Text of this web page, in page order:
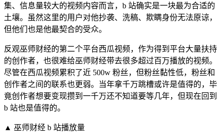
集、信息量较大的视频内容而言，b 站确实是一块最为合适的
土壤。虽然这里的用户对他抄袭、洗稿、欺瞒身份无法原谅，
但他们也是他最契合的受众。
反观巫师财经的第二个平台西瓜视频，作为得到平台大量扶持
的创作者，也很难给巫师财经带去很多超过百万播放的视频。
尽管在西瓜视频累积了近 500w 粉丝，但粉丝黏性低，粉丝和
创作者之间的联系也更弱。当年拿千万跳槽或许是值得的，毕
竟创作者想要变现攒到一千万还不知道要等几年，但现在回到
b 站也是值得的。
▲ 巫师财经 b 站播放量